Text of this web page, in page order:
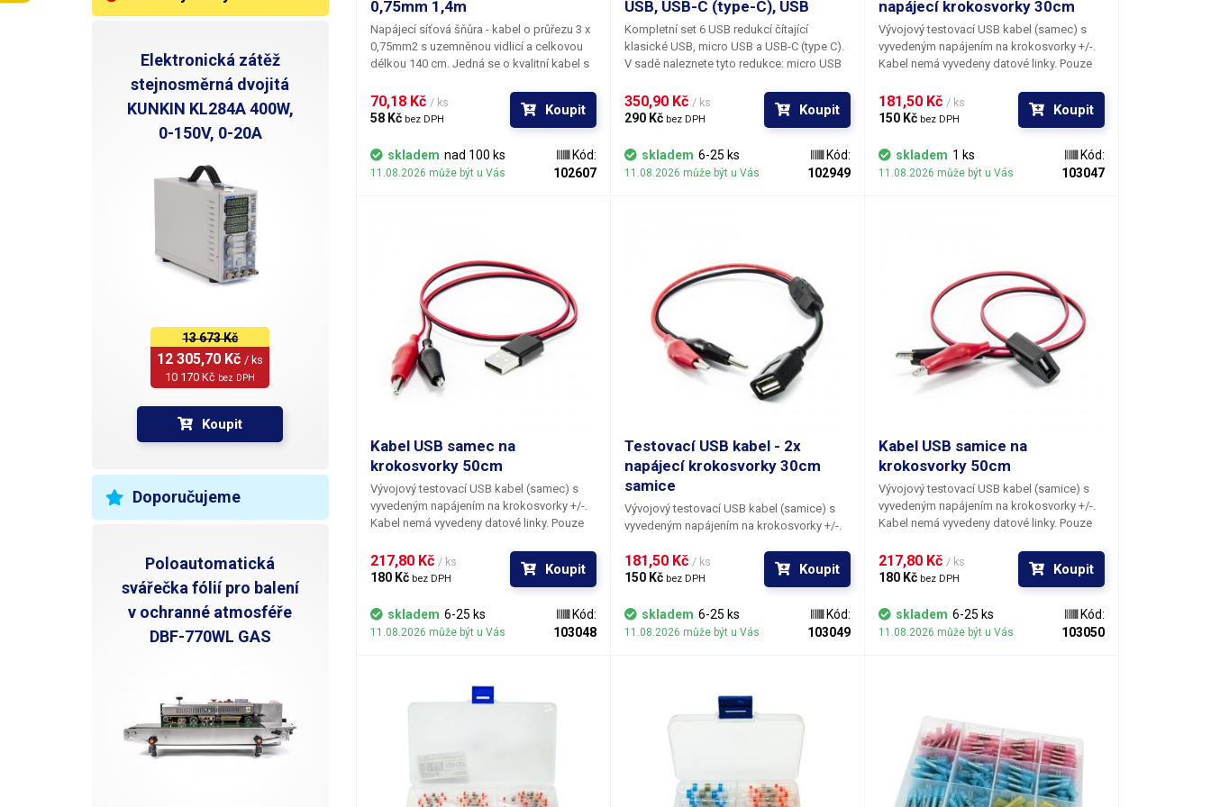
Elektronická zátěž
stejnosměrná dvojitá
KUNKIN KL284A 400W,
0-150V, 0-20A
13 673 Kč
12 305,70 Kč / ks
10 170 Kč bez DPH
Koupit
Doporučujeme
Poloautomatická
svářečka fólií pro balení
v ochranné atmosféře
DBF-770WL GAS
0,75mm 1,4m
Napájecí síťová šňůra - kabel o průřezu 3 x
0,75mm2s uzemněnou vidlicí a celkovou
délkou 140 cm.Jedná se o kvalitní kabel s
zařízení s odpojitelným kabelem a do PC
zdrojů.
70,18 Kč / ks
58 Kč bez DPH
Koupit
skladem nad 100 ks
11.08.2026 může být u Vás
Kód:
102607
USB, USB-C (type-C), USB
Kompletní set 6 USB redukcí čítající
klasické USB, micro USB a USB-C (type C).
V sadě naleznete tyto redukce: micro USB
USB samec micro USB samec - USB
samice USB-C samec - USB samice USB-C
samice - USB samec USB-C samec - micro
USB samice Vzájemným spojením dvou
redukcí pak lze docílit jakékoliv možné
kombinace mezi těmito konektory.
350,90 Kč / ks
290 Kč bez DPH
Koupit
skladem 6-25 ks
11.08.2026 může být u Vás
Kód:
102949
napájecí krokosvorky 30cm
Vývojový testovací USB kabel (samec) s
vyvedeným napájením na krokosvorky +/-.
Kabel nemá vyvedeny datové linky. Pouze
181,50 Kč / ks
150 Kč bez DPH
Koupit
skladem 1 ks
11.08.2026 může být u Vás
Kód:
103047
Kabel USB samec na
krokosvorky 50cm
Vývojový testovací USB kabel (samec) s
vyvedeným napájením na krokosvorky +/-.
Kabel nemá vyvedeny datové linky. Pouze
217,80 Kč / ks
180 Kč bez DPH
Koupit
skladem 6-25 ks
11.08.2026 může být u Vás
Kód:
103048
Testovací USB kabel - 2x
napájecí krokosvorky 30cm
samice
Vývojový testovací USB kabel (samice) s
vyvedeným napájením na krokosvorky +/-.
pro napájení.
181,50 Kč / ks
150 Kč bez DPH
Koupit
skladem 6-25 ks
11.08.2026 může být u Vás
Kód:
103049
Kabel USB samice na
krokosvorky 50cm
Vývojový testovací USB kabel (samice) s
vyvedeným napájením na krokosvorky +/-.
Kabel nemá vyvedeny datové linky. Pouze
217,80 Kč / ks
180 Kč bez DPH
Koupit
skladem 6-25 ks
11.08.2026 může být u Vás
Kód:
103050